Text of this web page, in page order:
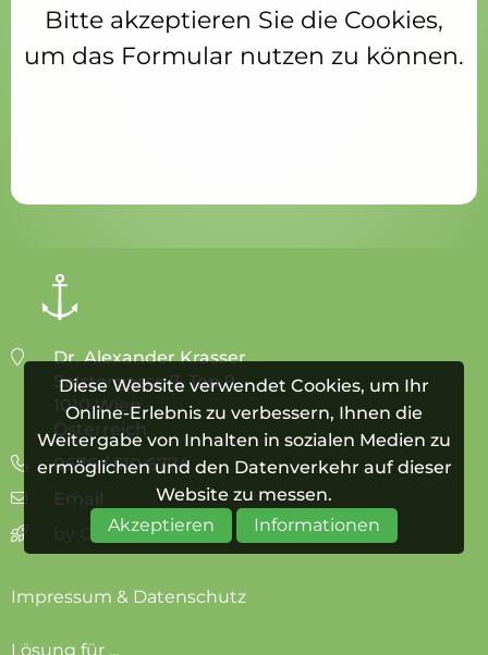
Diese Website verwendet Cookies, um Ihr
Online-Erlebnis zu verbessern, Ihnen die
Weitergabe von Inhalten in sozialen Medien zu
ermöglichen und den Datenverkehr auf dieser
Website zu messen.
Akzeptieren
Informationen
Bitte akzeptieren Sie die Cookies,
um das Formular nutzen zu können.
Dr. Alexander Krasser
Salztorgasse 7, Top 9
1010 Wien
Österreich
0676 / 510 6774
Email
by Online Raketen
Impressum & Datenschutz
Lösung für ...